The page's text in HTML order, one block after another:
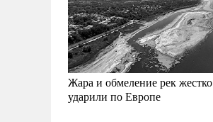
Жара и обмеление рек жестко
ударили по Европе